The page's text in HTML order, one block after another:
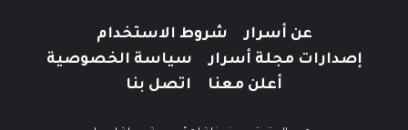
عن أسرار
شروط الاستخدام
إصدارات مجلة أسرار
سياسة الخصوصية
أعلن معنا
اتصل بنا